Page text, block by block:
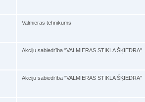
Valmieras tehnikums
Akciju sabiedrība "VALMIERAS STIKLA ŠĶIEDRA"
Akciju sabiedrība "VALMIERAS STIKLA ŠĶIEDRA"